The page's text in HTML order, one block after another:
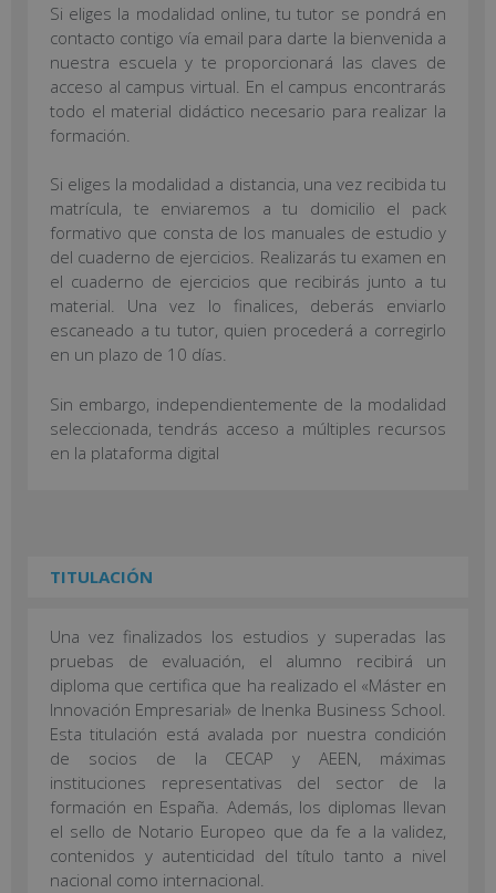
Si eliges la modalidad online, tu tutor se pondrá en
contacto contigo vía email para darte la bienvenida a
nuestra escuela y te proporcionará las claves de
acceso al campus virtual. En el campus encontrarás
todo el material didáctico necesario para realizar la
formación.
Si eliges la modalidad a distancia, una vez recibida tu
matrícula, te enviaremos a tu domicilio el pack
formativo que consta de los manuales de estudio y
del cuaderno de ejercicios. Realizarás tu examen en
el cuaderno de ejercicios que recibirás junto a tu
material. Una vez lo finalices, deberás enviarlo
escaneado a tu tutor, quien procederá a corregirlo
en un plazo de 10 días.
Sin embargo, independientemente de la modalidad
seleccionada, tendrás acceso a múltiples recursos
en la plataforma digital
TITULACIÓN
Una vez finalizados los estudios y superadas las
pruebas de evaluación, el alumno recibirá un
diploma que certifica que ha realizado el «Máster en
Innovación Empresarial» de Inenka Business School.
Esta titulación está avalada por nuestra condición
de socios de la CECAP y AEEN, máximas
instituciones representativas del sector de la
formación en España. Además, los diplomas llevan
el sello de Notario Europeo que da fe a la validez,
contenidos y autenticidad del título tanto a nivel
nacional como internacional.